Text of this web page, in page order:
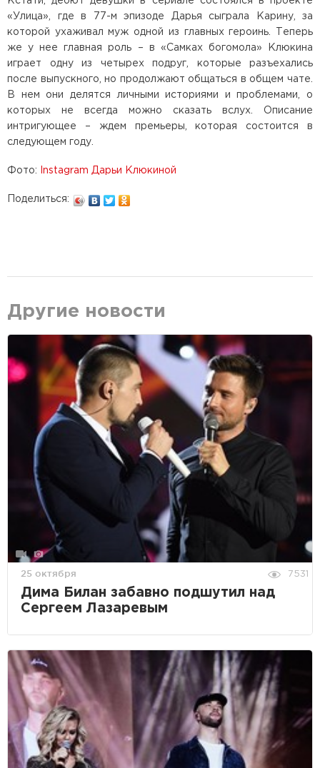
«Улица», где в 77-м эпизоде Дарья сыграла Карину, за
которой ухаживал муж одной из главных героинь. Теперь
же у нее главная роль – в «Самках богомола» Клюкина
играет одну из четырех подруг, которые разъехались
после выпускного, но продолжают общаться в общем чате.
В нем они делятся личными историями и проблемами, о
которых не всегда можно сказать вслух. Описание
интригующее – ждем премьеры, которая состоится в
следующем году.
Фото: Instagram Дарьи Клюкиной
Поделиться:
Другие новости
25 октября 7531
Дима Билан забавно подшутил над
Сергеем Лазаревым